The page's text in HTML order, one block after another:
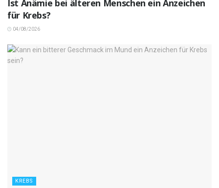
Ist Anämie bei älteren Menschen ein Anzeichen
für Krebs?
04/08/2026
KREBS